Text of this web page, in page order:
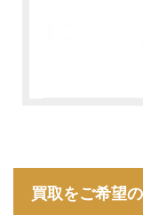
買取をご希望